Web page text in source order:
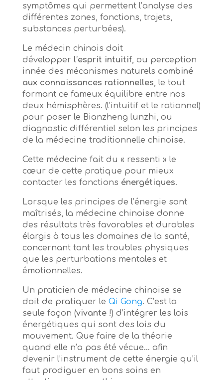
symptômes qui permettent l’analyse des
différentes zones, fonctions, trajets,
substances perturbées).
Le médecin chinois doit
développer l’esprit intuitif, ou perception
innée des mécanismes naturels combiné
aux connaissances rationnelles, le tout
formant ce fameux équilibre entre nos
deux hémisphères. (l’intuitif et le rationnel)
pour poser le Bianzheng lunzhi, ou
diagnostic différentiel selon les principes
de la médecine traditionnelle chinoise.
Cette médecine fait du « ressenti » le
cœur de cette pratique pour mieux
contacter les fonctions énergétiques.
Lorsque les principes de l’énergie sont
maîtrisés, la médecine chinoise donne
des résultats très favorables et durables
élargis à tous les domaines de la santé,
concernant tant les troubles physiques
que les perturbations mentales et
émotionnelles.
Un praticien de médecine chinoise se
doit de pratiquer le Qi Gong. C’est la
seule façon (vivante !) d’intégrer les lois
énergétiques qui sont des lois du
mouvement. Que faire de la théorie
quand elle n’a pas été vécue… afin
devenir l’instrument de cette énergie qu’il
faut prodiguer en bons soins en